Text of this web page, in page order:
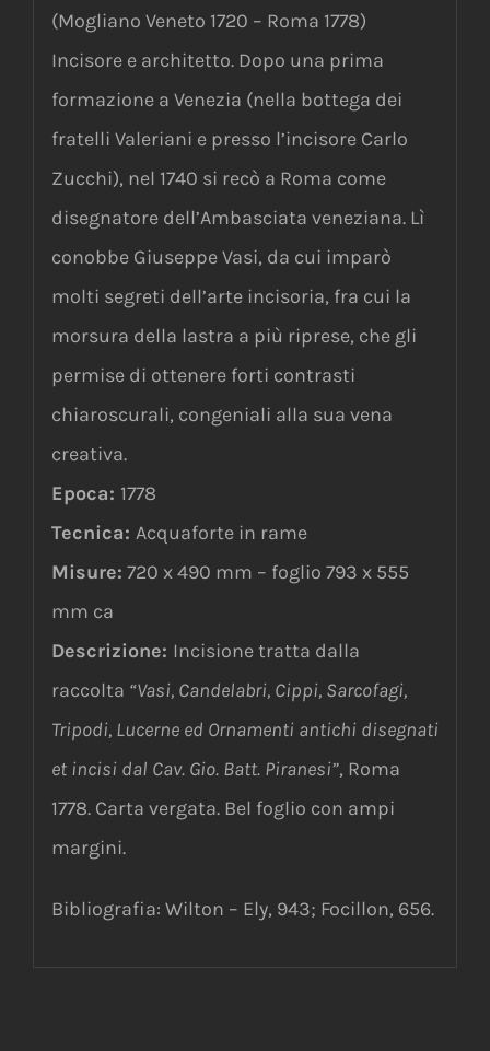
(Mogliano Veneto 1720 – Roma 1778)
Incisore e architetto. Dopo una prima
formazione a Venezia (nella bottega dei
fratelli Valeriani e presso l’incisore Carlo
Zucchi), nel 1740 si recò a Roma come
disegnatore dell’Ambasciata veneziana. Lì
conobbe Giuseppe Vasi, da cui imparò
molti segreti dell’arte incisoria, fra cui la
morsura della lastra a più riprese, che gli
permise di ottenere forti contrasti
chiaroscurali, congeniali alla sua vena
creativa.
Epoca: 1778
Tecnica: Acquaforte in rame
Misure: 720 x 490 mm – foglio 793 x 555
mm ca
Descrizione: Incisione tratta dalla
raccolta “Vasi, Candelabri, Cippi, Sarcofagi,
Tripodi, Lucerne ed Ornamenti antichi disegnati
et incisi dal Cav. Gio. Batt. Piranesi”, Roma
1778. Carta vergata. Bel foglio con ampi
margini.
Bibliografia: Wilton – Ely, 943; Focillon, 656.